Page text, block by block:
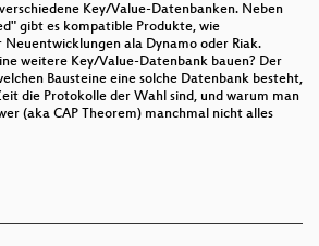
Key/Value-Datenbanken. Neben
gibt es kompatible Produkte, wie
Neuentwicklungen ala Dynamo oder Riak.
weitere Key/Value-Datenbank bauen? Der
Bausteine eine solche Datenbank besteht,
die Protokolle der Wahl sind, und warum man
(aka CAP Theorem) manchmal nicht alles